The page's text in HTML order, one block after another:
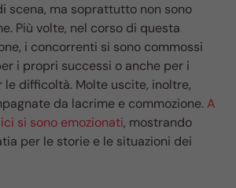
scena, ma soprattutto non sono
Più volte, nel corso di questa
i concorrenti si sono commossi
i propri successi o anche per i
difficoltà. Molte uscite, inoltre,
da lacrime e commozione.A
si sono emozionati, mostrando
per le storie e le situazioni dei